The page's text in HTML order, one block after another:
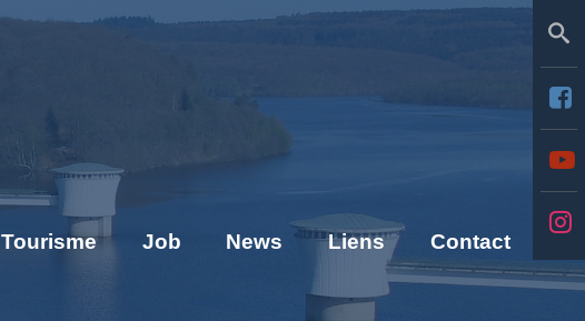
Tourisme Job News Liens Contact